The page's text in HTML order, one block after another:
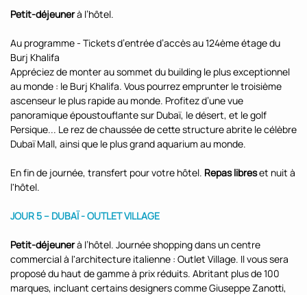
Petit-déjeunerà l’hôtel.
Au programme - Tickets d’entrée d’accès au 124ème étage du
Burj Khalifa
Appréciez de monter au sommet du building le plus exceptionnel
au monde : le Burj Khalifa. Vous pourrez emprunter le troisième
ascenseur le plus rapide au monde. Profitez d’une vue
panoramique époustouflante sur Dubaï, le désert, et le golf
Persique... Le rez de chaussée de cette structure abrite le célèbre
Dubaï Mall, ainsi que le plus grand aquarium au monde.
En fin de journée, transfert pour votre hôtel. Repas libreset nuit à
l'hôtel.
JOUR 5 – DUBAÏ - OUTLET VILLAGE
Petit-déjeunerà l’hôtel. Journée shopping dans un centre
commercial à l'architecture italienne : Outlet Village. Il vous sera
proposé du haut de gamme à prix réduits. Abritant plus de 100
marques, incluant certains designers comme Giuseppe Zanotti,